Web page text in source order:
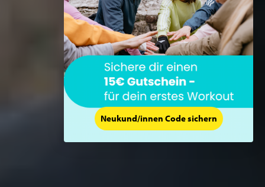
Neukund/innen Code sichern